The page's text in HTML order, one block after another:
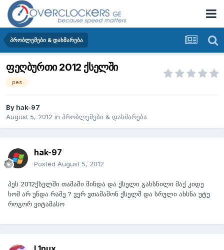
პრობლემები & დახმარება
ფეღბურთი 2012 ქსელში
pes
By hak-97
August 5, 2012 in პრობლემები & დახმარება
hak-97
Posted August 5, 2012
პეს 2012ქსელში თამაში მინდა და ქსელი გახსნილი მაქ კიდე
ხომ არ უნდა რამე ? ვერ ვთამაშონ ქსელშ და სრული ახსნა უტუ
როგორ ვიტამასო